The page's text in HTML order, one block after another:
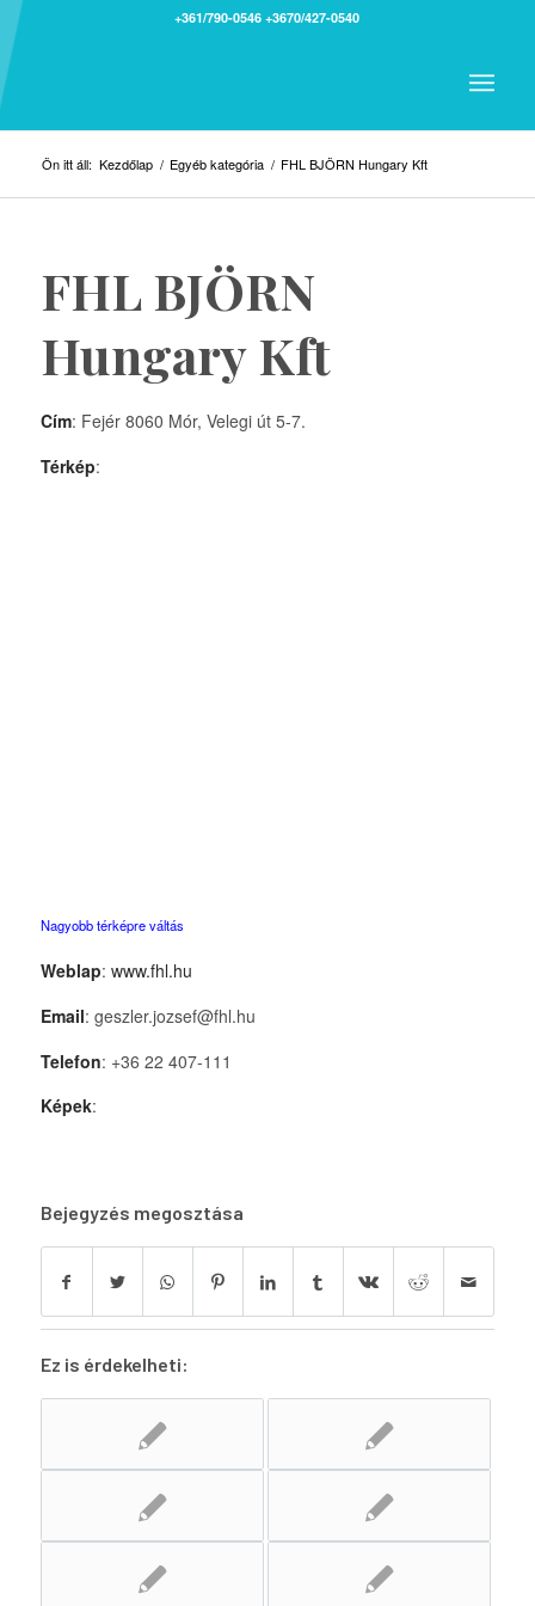
+361/790-0546 +3670/427-0540
Ön itt áll: Kezdőlap / Egyéb kategória / FHL BJÖRN Hungary Kft
FHL BJÖRN
Hungary Kft
Cím: Fejér 8060 Mór, Velegi út 5-7.
Térkép:
Nagyobb térképre váltás
Weblap: www.fhl.hu
Email: geszler.jozsef@fhl.hu
Telefon: +36 22 407-111
Képek:
Bejegyzés megosztása
Ez is érdekelheti: